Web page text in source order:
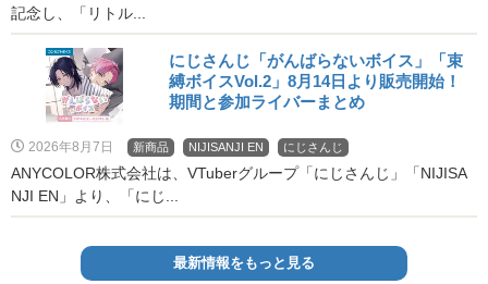
記念し、「リトル...
にじさんじ「がんばらないボイス」「束
縛ボイスVol.2」8月14日より販売開始！
期間と参加ライバーまとめ
2026年8月7日 新商品 NIJISANJI EN にじさんじ
ANYCOLOR株式会社は、VTuberグループ「にじさんじ」「NIJISA
NJI EN」より、「にじ...
最新情報をもっと見る